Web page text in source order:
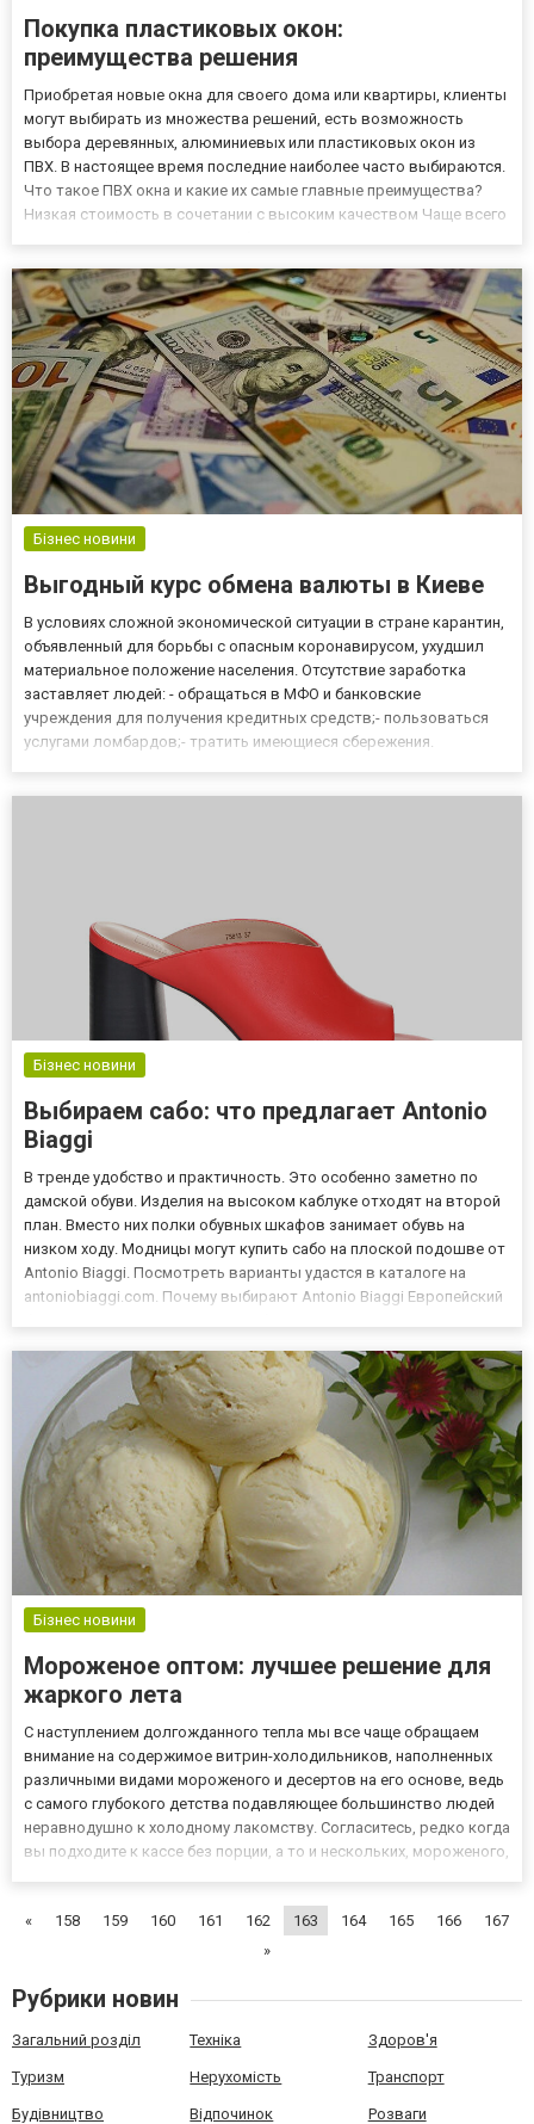
Покупка пластиковых окон:
преимущества решения
Приобретая новые окна для своего дома или квартиры, клиенты
могут выбирать из множества решений, есть возможность
выбора деревянных, алюминиевых или пластиковых окон из
ПВХ. В настоящее время последние наиболее часто выбираются.
Что такое ПВХ окна и какие их самые главные преимущества?
Низкая стоимость в сочетании с высоким качеством Чаще всего
Бізнес новини
Выгодный курс обмена валюты в Киеве
В условиях сложной экономической ситуации в стране карантин,
объявленный для борьбы с опасным коронавирусом, ухудшил
материальное положение населения. Отсутствие заработка
заставляет людей: - обращаться в МФО и банковские
учреждения для получения кредитных средств;- пользоваться
услугами ломбардов;- тратить имеющиеся сбережения.
Бізнес новини
Выбираем сабо: что предлагает Antonio
Biaggi
В тренде удобство и практичность. Это особенно заметно по
дамской обуви. Изделия на высоком каблуке отходят на второй
план. Вместо них полки обувных шкафов занимает обувь на
низком ходу. Модницы могут купить сабо на плоской подошве от
Antonio Biaggi. Посмотреть варианты удастся в каталоге на
antoniobiaggi.com. Почему выбирают Antonio Biaggi Европейский
Бізнес новини
Мороженое оптом: лучшее решение для
жаркого лета
С наступлением долгожданного тепла мы все чаще обращаем
внимание на содержимое витрин-холодильников, наполненных
различными видами мороженого и десертов на его основе, ведь
с самого глубокого детства подавляющее большинство людей
неравнодушно к холодному лакомству. Согласитесь, редко когда
вы подходите к кассе без порции, а то и нескольких, мороженого,
«
158 159 160 161 162 163 164 165 166
167
»
Рубрики новин
Загальний розділ Техніка Здоров'я
Туризм Нерухомість Транспорт
Будівництво Відпочинок Розваги